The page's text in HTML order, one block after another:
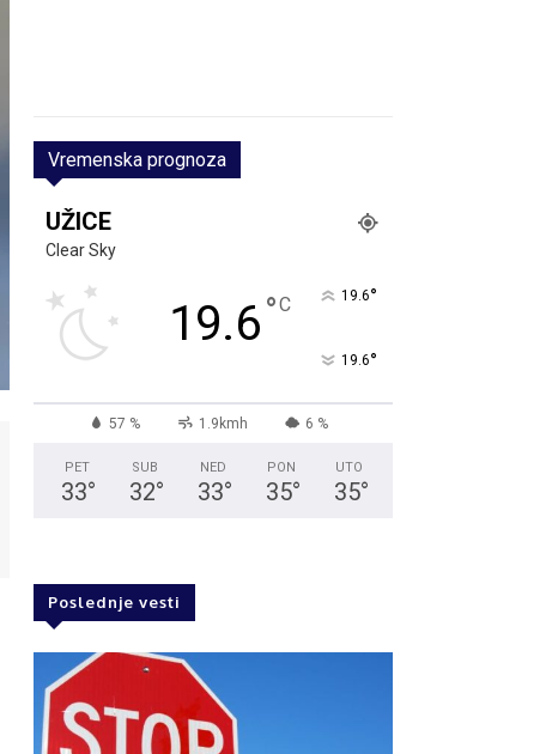
Vremenska prognoza
UŽICE
Clear Sky
19.6°C 19.6°
19.6°
57 % 1.9kmh 6 %
PET
33°
SUB
32°
NED
33°
PON
35°
UTO
35°
Poslednje vesti